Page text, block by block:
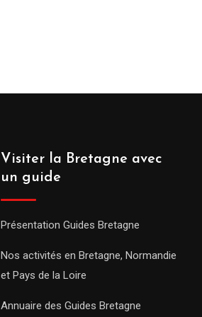
Visiter la Bretagne avec
un guide
Présentation Guides Bretagne
Nos activités en Bretagne, Normandie
et Pays de la Loire
Annuaire des Guides Bretagne